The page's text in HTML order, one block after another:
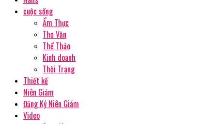
cuộc sống
Ẩm Thực
Thơ Văn
Thể Thảo
Kinh doanh
Thời Trang
Thiết kế
Niên Giám
Đăng Ký Niên Giám
Video